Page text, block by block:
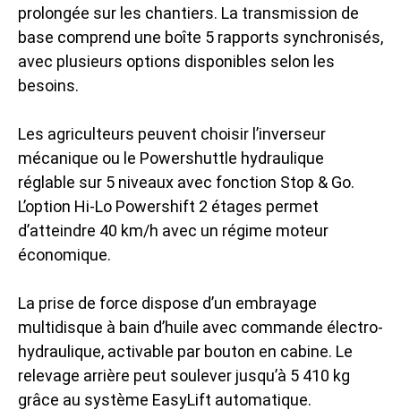
prolongée sur les chantiers. La transmission de
base comprend une boîte 5 rapports synchronisés,
avec plusieurs options disponibles selon les
besoins.
Les agriculteurs peuvent choisir l’inverseur
mécanique ou le Powershuttle hydraulique
réglable sur 5 niveaux avec fonction Stop & Go.
L’option Hi-Lo Powershift 2 étages permet
d’atteindre 40 km/h avec un régime moteur
économique.
La prise de force dispose d’un embrayage
multidisque à bain d’huile avec commande électro-
hydraulique, activable par bouton en cabine. Le
relevage arrière peut soulever jusqu’à 5 410 kg
grâce au système EasyLift automatique.